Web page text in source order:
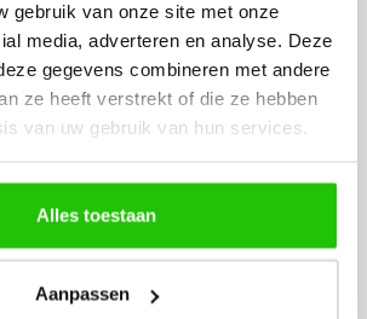
gebruik van onze site met onze
media, adverteren en analyse. Deze
gegevens combineren met andere
ze heeft verstrekt of die ze hebben
van uw gebruik van hun services.
Alles toestaan
Aanpassen
12,95
Incl. BTW
Meebestellen